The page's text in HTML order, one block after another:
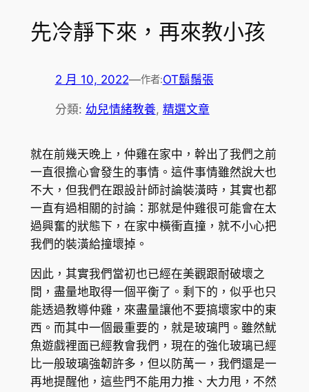
先冷靜下來，再來教小孩
2 月 10, 2022—作者:OT鬍鬚張
分類: 幼兒情緒教養, 精選文章
就在前幾天晚上，仲雞在家中，幹出了我們之前
一直很擔心會發生的事情。這件事情雖然說大也
不大，但我們在跟設計師討論裝潢時，其實也都
一直有過相關的討論：那就是仲雞很可能會在太
過興奮的狀態下，在家中橫衝直撞，就不小心把
我們的裝潢給撞壞掉。
因此，其實我們當初也已經在美觀跟耐破壞之
間，盡量地取得一個平衡了。剩下的，似乎也只
能透過教導仲雞，來盡量讓他不要搞壞家中的東
西。而其中一個最重要的，就是玻璃門。雖然魷
魚遊戲裡面已經教會我們，現在的強化玻璃已經
比一般玻璃強韌許多，但以防萬一，我們還是一
再地提醒他，這些門不能用力推、大力甩，不然